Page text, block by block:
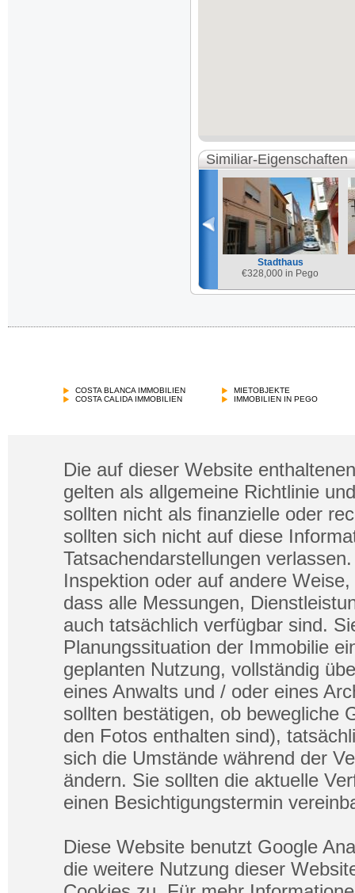
Similiar-Eigenschaften
Stadthaus
€328,000 in Pego
COSTA BLANCA IMMOBILIEN
COSTA CALIDA IMMOBILIEN
MIETOBJEKTE
IMMOBILIEN IN PEGO
Die auf dieser Website
gelten als allgemeine Richtlinie
sollten nicht als finanzielle oder
sollten sich nicht auf diese
Tatsachendarstellungen
Inspektion oder auf andere
dass alle Messungen,
auch tatsächlich verfügbar sind.
Planungssituation der Immobilie
geplanten Nutzung, vollständig
eines Anwalts und / oder eines
sollten bestätigen, ob bewegliche
den Fotos enthalten sind),
sich die Umstände während der
ändern. Sie sollten die aktuelle
einen Besichtigungstermin
Diese Website benutzt Google
die weitere Nutzung dieser